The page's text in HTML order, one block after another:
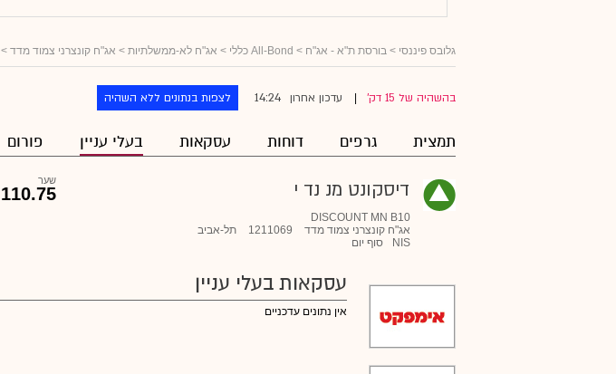
גלובס פיננסי > בורסת ת"א - אג"ח > All-Bond כללי > אג"ח לא-ממשלתיות > אג"ח קונצרני צמוד מדד >
בהשהיה של 15 דק' עדכון אחרון 14:24 לצפות בנתונים ללא השהיה
תמצית גרפים דוחות עסקאות בעלי עניין פורום
דיסקונט מנ נד י
DISCOUNT MN B10
אג"ח קונצרני צמוד מדד
1211069
תל-אביב
NIS
סוף יום
שער
110.75
עסקאות בעלי עניין
אין נתונים עדכניים